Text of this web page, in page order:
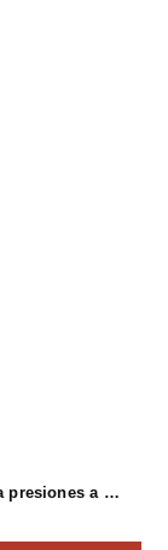
Ángel García niega presiones a comercios y asegura que el Ayuntamiento cumple "de manera muy rigurosa" la Ley de Contratos